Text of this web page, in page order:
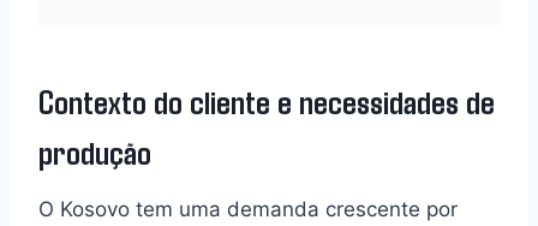
Contexto do cliente e necessidades de
produção
O Kosovo tem uma demanda crescente por